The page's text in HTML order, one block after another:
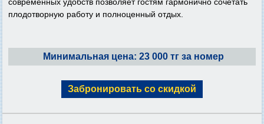
плодотворную работу и полноценный отдых.
Минимальная цена: 23 000 тг за номер
Забронировать со скидкой